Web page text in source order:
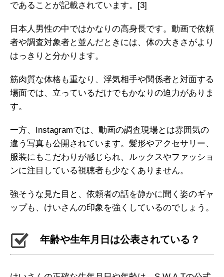
であることが記載されています。 [3]
日本人男性の中ではかなりの高身長です。動画で依頼
者や調査対象者と並んだときには、体の大きさがより
はっきりと分かります。
筋肉質な体格も重なり、浮気相手や関係者と対面する
場面では、立っているだけでもかなりの迫力がありま
す。
一方、Instagramでは、動画の調査現場とは雰囲気の
違う写真も公開されています。髪形やアクセサリー、
服装にもこだわりが感じられ、ルックスやファッショ
ンに注目している視聴者も少なくありません。
強そうな見た目と、依頼者の話を静かに聞く姿のギャ
ップも、けいさんの印象を強くしているのでしょう。
年齢や生年月日は公表されている？